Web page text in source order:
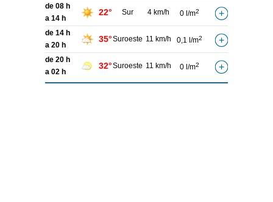
de 08 h
a 14 h
22° Sur 4 km/h 0 l/m2
de 14 h
a 20 h
35°Suroeste 11 km/h 0,1 l/m2
de 20 h
a 02 h
32°Suroeste 11 km/h 0 l/m2